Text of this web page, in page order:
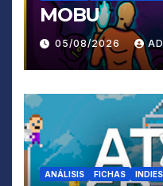
MOBU
05/08/2026
ANÁLISIS FICHAS INDIES